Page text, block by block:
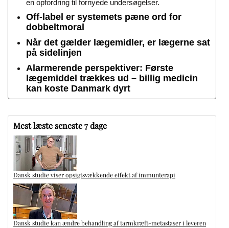
en opfordring til fornyede undersøgelser.
Off-label er systemets pæne ord for
dobbeltmoral
Når det gælder lægemidler, er lægerne sat
på sidelinjen
Alarmerende perspektiver: Første
lægemiddel trækkes ud – billig medicin
kan koste Danmark dyrt
Mest læste seneste 7 dage
Dansk studie viser opsigtsvækkende effekt af immunterapi
Dansk studie kan ændre behandling af tarmkræft-metastaser i leveren